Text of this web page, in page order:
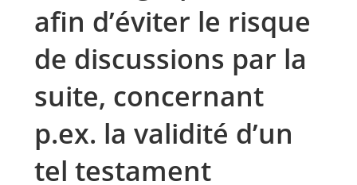
afin d’éviter le risque
de discussions par la
suite, concernant
p.ex. la validité d’un
tel testament